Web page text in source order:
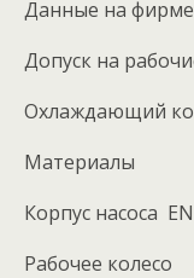
Данные на
Допуск на
Охлаждающий
Материалы
Корпус насоса
Рабочее